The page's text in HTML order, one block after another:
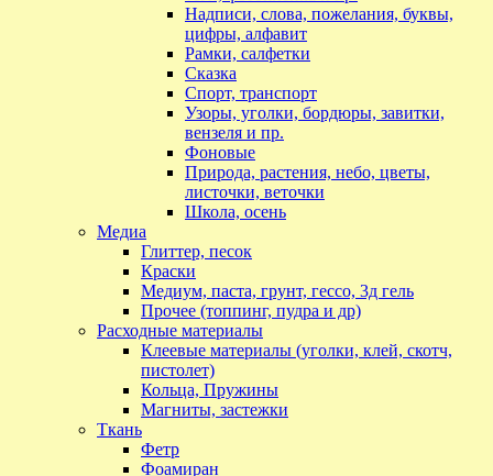
Надписи, слова, пожелания, буквы,
цифры, алфавит
Рамки, салфетки
Сказка
Спорт, транспорт
Узоры, уголки, бордюры, завитки,
вензеля и пр.
Фоновые
Природа, растения, небо, цветы,
листочки, веточки
Школа, осень
Медиа
Глиттер, песок
Краски
Медиум, паста, грунт, гессо, 3д гель
Прочее (топпинг, пудра и др)
Расходные материалы
Клеевые материалы (уголки, клей, скотч,
пистолет)
Кольца, Пружины
Магниты, застежки
Ткань
Фетр
Фоамиран